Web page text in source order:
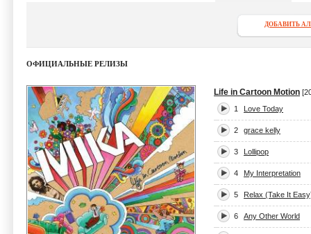
ДОБАВИТЬ
ОФИЦИАЛЬНЫЕ РЕЛИЗЫ
Life in Cartoon Motion
1
Love Today
2 grace kelly
3 Lollipop
4 My Interpretation
5 Relax (Take It
6 Any Other World